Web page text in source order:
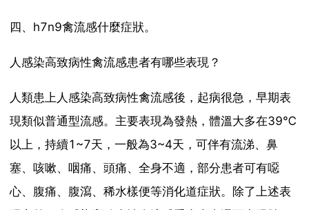
四、h7n9禽流感什麼症狀。
人感染高致病性禽流感患者有哪些表現？
人類患上人感染高致病性禽流感後，起病很急，早期表
現類似普通型流感。主要表現為發熱，體溫大多在39℃
以上，持續1~7天，一般為3~4天，可伴有流涕、鼻
塞、咳嗽、咽痛、頭痛、全身不適，部分患者可有噁
心、腹痛、腹瀉、稀水樣便等消化道症狀。除了上述表